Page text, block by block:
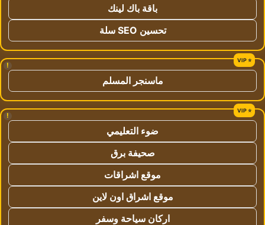
باقة باك لينك
تحسين SEO سلة
!
ماسنجر المسلم
!
ضوء التعليمي
صحيفة برق
موقع اشراقات
موقع اشراق اون لاين
اركان سياحة وسفر